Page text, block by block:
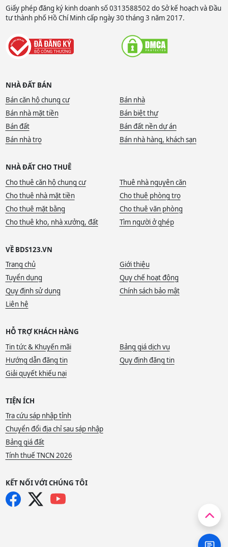
Giấy phép đăng ký kinh doanh số 0313588502 do Sở kế hoạch và Đầu
tư thành phố Hồ Chí Minh cấp ngày 30 tháng 3 năm 2017.
NHÀ ĐẤT BÁN
Bán căn hộ chung cư
Bán nhà
Bán nhà mặt tiền
Bán biệt thự
Bán đất
Bán đất nền dự án
Bán nhà trọ
Bán nhà hàng, khách sạn
NHÀ ĐẤT CHO THUÊ
Cho thuê căn hộ chung cư
Thuê nhà nguyên căn
Cho thuê nhà mặt tiền
Cho thuê phòng trọ
Cho thuê mặt bằng
Cho thuê văn phòng
Cho thuê kho, nhà xưởng, đất
Tìm người ở ghép
VỀ BDS123.VN
Trang chủ
Giới thiệu
Tuyển dụng
Quy chế hoạt động
Quy định sử dụng
Chính sách bảo mật
Liên hệ
HỖ TRỢ KHÁCH HÀNG
Tin tức & Khuyến mãi
Bảng giá dịch vụ
Hướng dẫn đăng tin
Quy định đăng tin
Giải quyết khiếu nại
TIỆN ÍCH
Tra cứu sáp nhập tỉnh
Chuyển đổi địa chỉ sau sáp nhập
Bảng giá đất
Tính thuế TNCN 2026
KẾT NỐI VỚI CHÚNG TÔI